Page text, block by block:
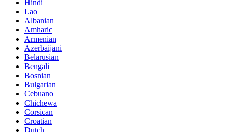
Hindi
Lao
Albanian
Amharic
Armenian
Azerbaijani
Belarusian
Bengali
Bosnian
Bulgarian
Cebuano
Chichewa
Corsican
Croatian